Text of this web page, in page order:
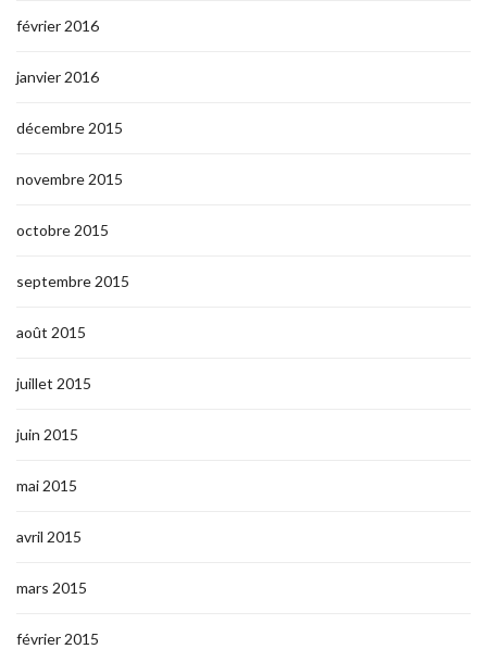
février 2016
janvier 2016
décembre 2015
novembre 2015
octobre 2015
septembre 2015
août 2015
juillet 2015
juin 2015
mai 2015
avril 2015
mars 2015
février 2015